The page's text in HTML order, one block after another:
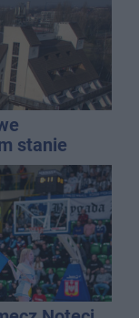
stanie